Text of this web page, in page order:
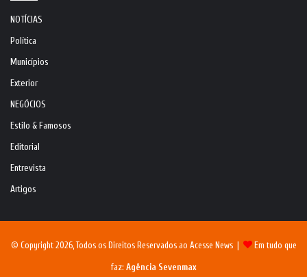
NOTÍCIAS
Política
Municípios
Exterior
NEGÓCIOS
Estilo & Famosos
Editorial
Entrevista
Artigos
© Copyright 2026, Todos os Direitos Reservados ao Acesse News | Em tudo que
faz: Agência Sevenmax